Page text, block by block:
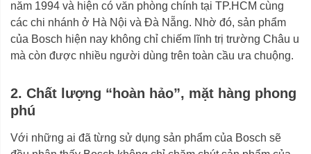
năm 1994 và hiện có văn phòng chính tại TP.HCM cùng
các chi nhánh ở Hà Nội và Đà Nẵng. Nhờ đó, sản phẩm
của Bosch hiện nay không chỉ chiếm lĩnh trị trường Châu u
mà còn được nhiều người dùng trên toàn cầu ưa chuộng.
2. Chất lượng “hoàn hảo”, mặt hàng phong
phú
Với những ai đã từng sử dụng sản phẩm của Bosch sẽ